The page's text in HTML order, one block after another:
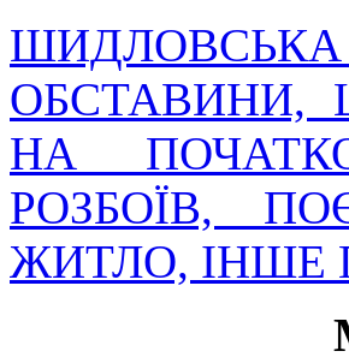
ШИДЛОВСЬКА
ОБСТАВИНИ,
НА
РОЗБОЇВ,
ЖИТЛО, ІНШЕ